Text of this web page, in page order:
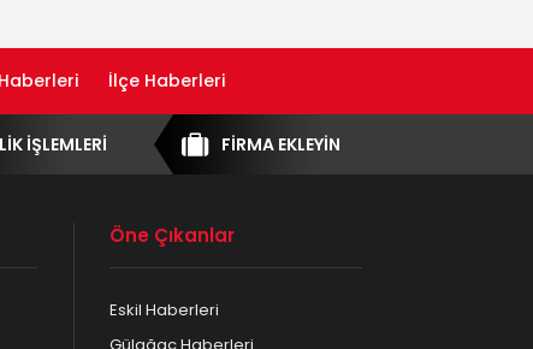
İlçe Haberleri
FİRMA EKLEYİN
İŞLEMLERİ
Öne Çıkanlar
Eskil Haberleri